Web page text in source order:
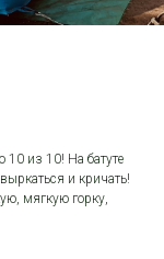
10 из 10! На батуте
и кричать!
мягкую горку,